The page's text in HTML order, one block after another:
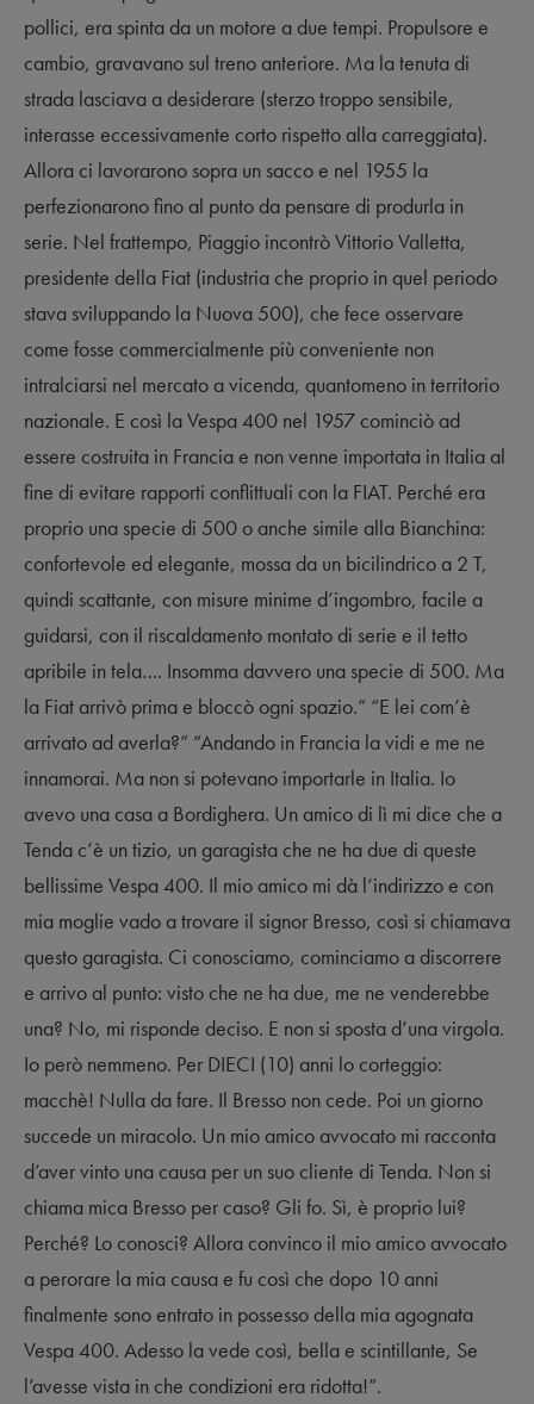
pollici, era spinta da un motore a due tempi. Propulsore e
cambio, gravavano sul treno anteriore. Ma la tenuta di
strada lasciava a desiderare (sterzo troppo sensibile,
interasse eccessivamente corto rispetto alla carreggiata).
Allora ci lavorarono sopra un sacco e nel 1955 la
perfezionarono fino al punto da pensare di produrla in
serie. Nel frattempo, Piaggio incontrò Vittorio Valletta,
presidente della Fiat (industria che proprio in quel periodo
stava sviluppando la Nuova 500), che fece osservare
come fosse commercialmente più conveniente non
intralciarsi nel mercato a vicenda, quantomeno in territorio
nazionale. E così la Vespa 400 nel 1957 cominciò ad
essere costruita in Francia e non venne importata in Italia al
fine di evitare rapporti conflittuali con la FIAT. Perché era
proprio una specie di 500 o anche simile alla Bianchina:
confortevole ed elegante, mossa da un bicilindrico a 2 T,
quindi scattante, con misure minime d’ingombro, facile a
guidarsi, con il riscaldamento montato di serie e il tetto
apribile in tela…. Insomma davvero una specie di 500. Ma
la Fiat arrivò prima e bloccò ogni spazio.” “E lei com’è
arrivato ad averla?” “Andando in Francia la vidi e me ne
innamorai. Ma non si potevano importarle in Italia. Io
avevo una casa a Bordighera. Un amico di lì mi dice che a
Tenda c’è un tizio, un garagista che ne ha due di queste
bellissime Vespa 400. Il mio amico mi dà l’indirizzo e con
mia moglie vado a trovare il signor Bresso, così si chiamava
questo garagista. Ci conosciamo, cominciamo a discorrere
e arrivo al punto: visto che ne ha due, me ne venderebbe
una? No, mi risponde deciso. E non si sposta d’una virgola.
Io però nemmeno. Per DIECI (10) anni lo corteggio:
macchè! Nulla da fare. Il Bresso non cede. Poi un giorno
succede un miracolo. Un mio amico avvocato mi racconta
d’aver vinto una causa per un suo cliente di Tenda. Non si
chiama mica Bresso per caso? Gli fo. Sì, è proprio lui?
Perché? Lo conosci? Allora convinco il mio amico avvocato
a perorare la mia causa e fu così che dopo 10 anni
finalmente sono entrato in possesso della mia agognata
Vespa 400. Adesso la vede così, bella e scintillante, Se
l’avesse vista in che condizioni era ridotta!”.